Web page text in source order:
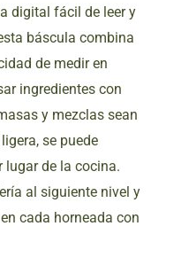
digital fácil de leer y
báscula combina
de medir en
ingredientes con
y mezclas sean
se puede
lugar de la cocina.
al siguiente nivel y
cada horneada con